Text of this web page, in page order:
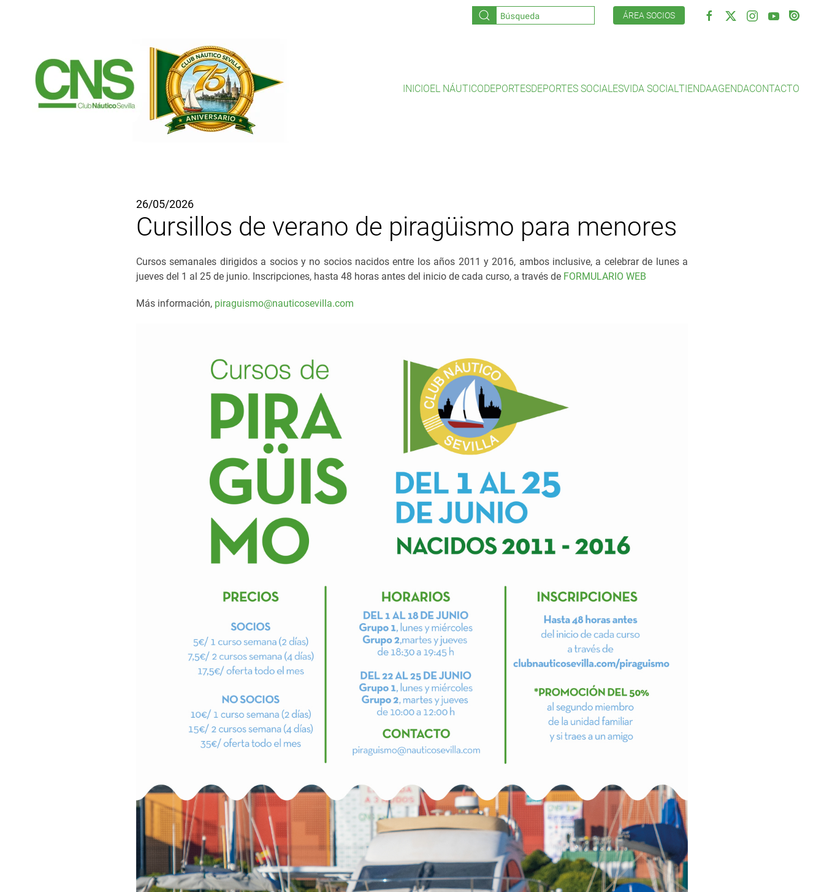
ÁREA SOCIOS
INICIOEL NÁUTICODEPORTESDEPORTES SOCIALESVIDA SOCIALTIENDAAGENDACONTACTO
26/05/2026
Cursillos de verano de piragüismo para menores
Cursos semanales dirigidos a socios y no socios nacidos entre los años 2011 y 2016, ambos inclusive, a celebrar de lunes a
jueves del 1 al 25 de junio. Inscripciones, hasta 48 horas antes del inicio de cada curso, a través de FORMULARIO WEB
Más información, piraguismo@nauticosevilla.com